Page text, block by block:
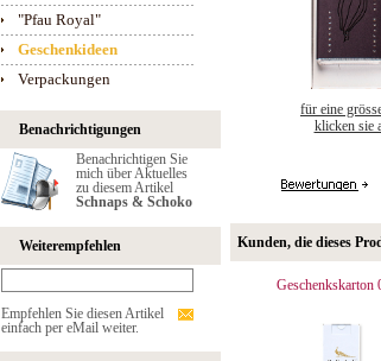
"Pfau Royal"
Geschenkideen
Verpackungen
Benachrichtigungen
Benachrichtigen Sie
mich über Aktuelles
zu diesem Artikel
Schnaps & Schoko
Weiterempfehlen
Empfehlen Sie diesen Artikel
einfach per eMail weiter.
für eine
klicken sie
Kunden, die dieses
Geschenkskarton